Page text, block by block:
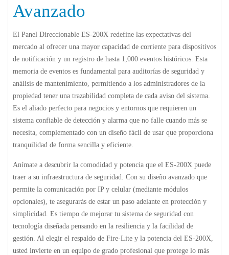
Avanzado
El Panel Direccionable ES-200X redefine las expectativas del
mercado al ofrecer una mayor capacidad de corriente para dispositivos
de notificación y un registro de hasta 1,000 eventos históricos. Esta
memoria de eventos es fundamental para auditorías de seguridad y
análisis de mantenimiento, permitiendo a los administradores de la
propiedad tener una trazabilidad completa de cada aviso del sistema.
Es el aliado perfecto para negocios y entornos que requieren un
sistema confiable de detección y alarma que no falle cuando más se
necesita, complementado con un diseño fácil de usar que proporciona
tranquilidad de forma sencilla y eficiente.
Anímate a descubrir la comodidad y potencia que el ES-200X puede
traer a su infraestructura de seguridad. Con su diseño avanzado que
permite la comunicación por IP y celular (mediante módulos
opcionales), te asegurarás de estar un paso adelante en protección y
simplicidad. Es tiempo de mejorar tu sistema de seguridad con
tecnología diseñada pensando en la resiliencia y la facilidad de
gestión. Al elegir el respaldo de Fire-Lite y la potencia del ES-200X,
usted invierte en un equipo de grado profesional que protege lo más